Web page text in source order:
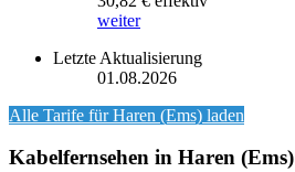
weiter
Letzte Aktualisierung
01.08.2026
Alle Tarife fürHaren (Ems) laden
Kabelfernsehen in Haren (Ems)